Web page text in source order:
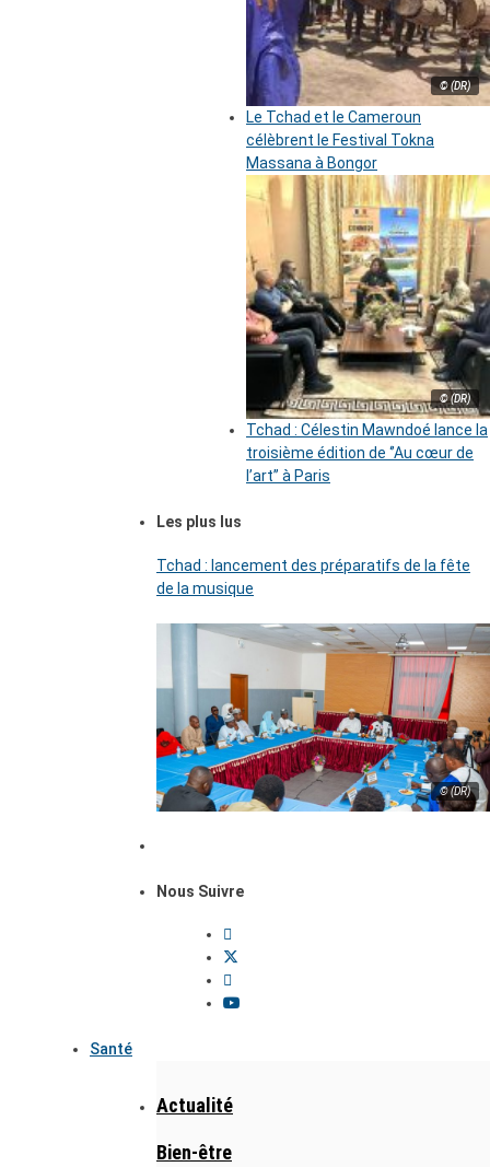
© (DR)
Le Tchad et le Cameroun
célèbrent le Festival Tokna
Massana à Bongor
© (DR)
Tchad : Célestin Mawndoé lance la
troisième édition de ‘’Au cœur de
l’art’’ à Paris
Les plus lus
Tchad : lancement des préparatifs de la fête
de la musique
© (DR)
Nous Suivre
Santé
Actualité
Bien-être